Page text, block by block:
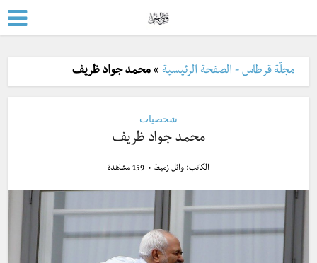
مجلّة قرطاس - الصفحة الرئيسية »محمد جواد ظريف
شخصيات
محمد جواد ظريف
الكاتب: وائل زميط 159 مشاهدة